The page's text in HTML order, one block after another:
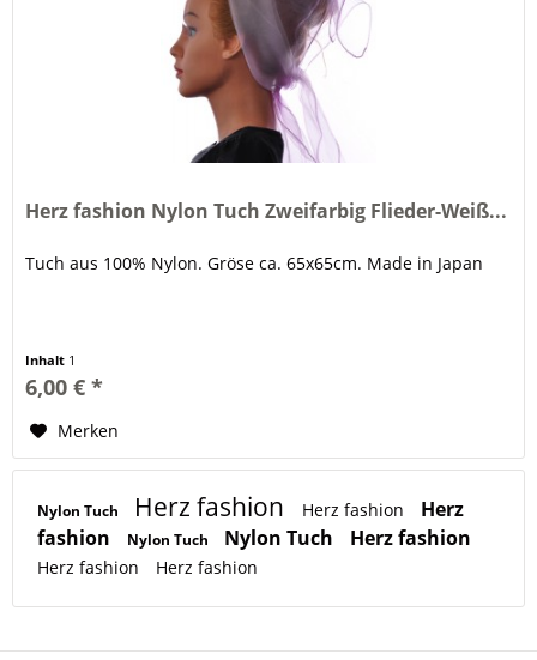
Herz fashion Nylon Tuch Zweifarbig Flieder-Weiß...
Tuch aus 100% Nylon. Gröse ca. 65x65cm. Made in Japan
Inhalt 1
6,00 € *
Merken
Nylon Tuch Herz fashion Herz fashion
Herz
fashion
Nylon Tuch Nylon Tuch Herz fashion
Herz fashion Herz fashion